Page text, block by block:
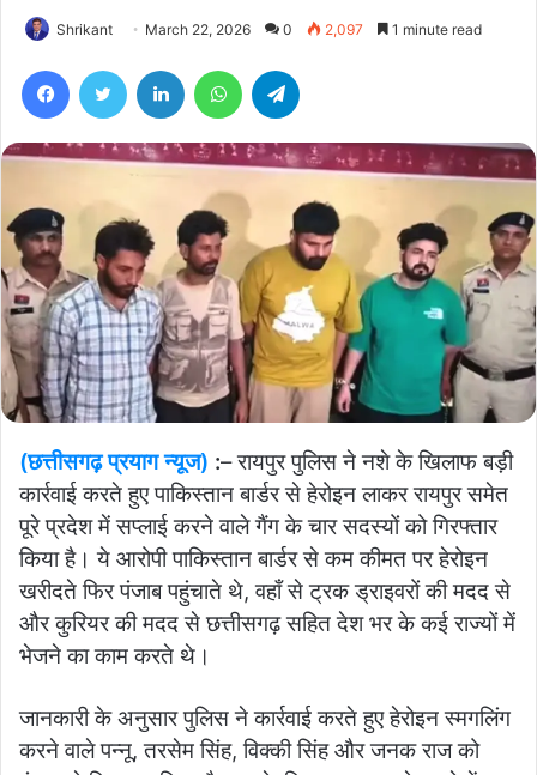
Shrikant March 22, 2026 0 2,097 1 minute read
(छत्तीसगढ़ प्रयाग न्यूज) :– रायपुर पुलिस ने नशे के खिलाफ बड़ी
कार्रवाई करते हुए पाकिस्तान बार्डर से हेरोइन लाकर रायपुर समेत
पूरे प्रदेश में सप्लाई करने वाले गैंग के चार सदस्यों को गिरफ्तार
किया है। ये आरोपी पाकिस्तान बार्डर से कम कीमत पर हेरोइन
खरीदते फिर पंजाब पहुंचाते थे, वहाँ से ट्रक ड्राइवरों की मदद से
और कुरियर की मदद से छत्तीसगढ़ सहित देश भर के कई राज्यों में
भेजने का काम करते थे।
जानकारी के अनुसार पुलिस ने कार्रवाई करते हुए हेरोइन स्मगलिंग
करने वाले पन्नू, तरसेम सिंह, विक्की सिंह और जनक राज को